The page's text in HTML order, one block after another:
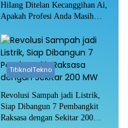
Hilang Ditelan Kecanggihan Ai,
Apakah Profesi Anda Masih
TitiknolTekno
Revolusi Sampah jadi Listrik,
Siap Dibangun 7 Pembangkit
Raksasa dengan Sekitar 200